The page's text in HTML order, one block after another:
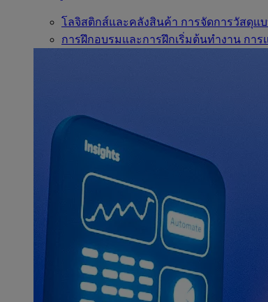
โลจิสติกส์และคลังสินค้า การจัดการวัสดุแ
การฝึกอบรมและการฝึกเริ่มต้นทำงาน การ